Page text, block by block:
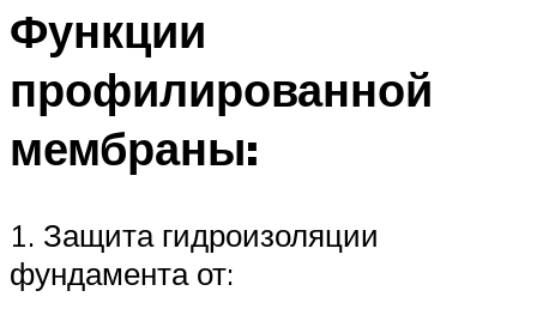
Функции
профилированной
мембраны:
1. Защита гидроизоляции
фундамента от: